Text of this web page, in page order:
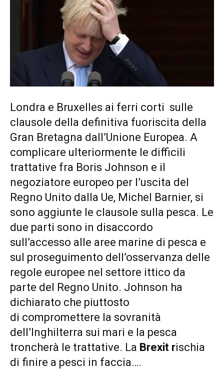
Londra e Bruxelles ai ferri corti sulle
clausole della definitiva fuoriscita della
Gran Bretagna dall’Unione Europea. A
complicare ulteriormente le difficili
trattative fra Boris Johnson e il
negoziatore europeo per l’uscita del
Regno Unito dalla Ue, Michel Barnier, si
sono aggiunte le clausole sulla pesca. Le
due parti sono in disaccordo
sull’accesso alle aree marine di pesca e
sul proseguimento dell’osservanza delle
regole europee nel settore ittico da
parte del Regno Unito. Johnson ha
dichiarato che piuttosto
di compromettere la sovranità
dell’Inghilterra sui mari e la pesca
troncherà le trattative. La Brexit rischia
di finire a pesci in faccia….